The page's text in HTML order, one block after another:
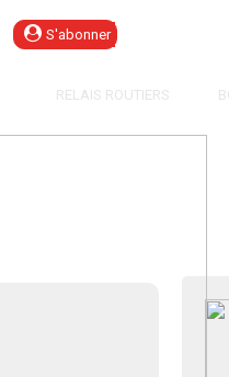
RELAIS ROUTIERS